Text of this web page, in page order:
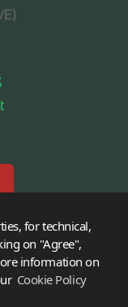
for technical,
on "Agree",
information on
Cookie Policy